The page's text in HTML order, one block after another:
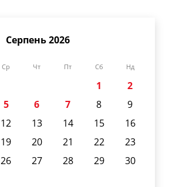
Серпень 2026
Ср Чт Пт Сб Нд
1
2
5 6 7 8
9
12 13 14 15
16
19 20 21 22
23
26 27 28 29
30